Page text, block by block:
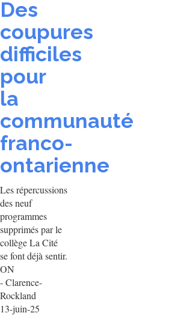
Des
coupures
difficiles
pour
la
communauté
franco-
ontarienne
Les répercussions
des neuf
programmes
supprimés par le
collège La Cité
se font déjà sentir.
ON
- Clarence-
Rockland
13-juin-25